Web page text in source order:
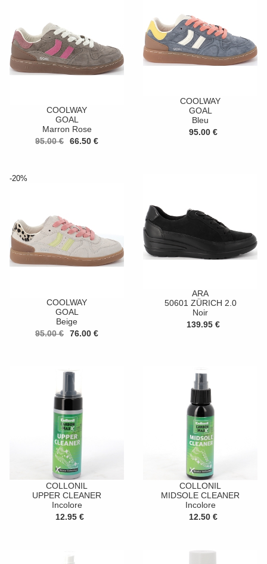
COOLWAY
GOAL
Marron Rose
95.00 €
66.50 €
COOLWAY
GOAL
Bleu
95.00 €
-20%
COOLWAY
GOAL
Beige
95.00 €
76.00 €
ARA
50601 ZÜRICH 2.0
Noir
139.95 €
COLLONIL
UPPER CLEANER
Incolore
12.95 €
COLLONIL
MIDSOLE CLEANER
Incolore
12.50 €